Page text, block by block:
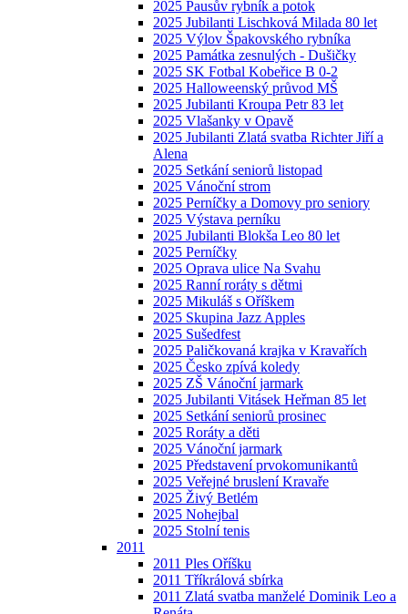
2025 Pausův rybník a potok
2025 Jubilanti Lischková Milada 80 let
2025 Výlov Špakovského rybníka
2025 Památka zesnulých - Dušičky
2025 SK Fotbal Kobeřice B 0-2
2025 Halloweenský průvod MŠ
2025 Jubilanti Kroupa Petr 83 let
2025 Vlašanky v Opavě
2025 Jubilanti Zlatá svatba Richter Jiří a
Alena
2025 Setkání seniorů listopad
2025 Vánoční strom
2025 Perníčky a Domovy pro seniory
2025 Výstava perníku
2025 Jubilanti Blokša Leo 80 let
2025 Perníčky
2025 Oprava ulice Na Svahu
2025 Ranní roráty s dětmi
2025 Mikuláš s Oříškem
2025 Skupina Jazz Apples
2025 Sušedfest
2025 Paličkovaná krajka v Kravařích
2025 Česko zpívá koledy
2025 ZŠ Vánoční jarmark
2025 Jubilanti Vitásek Heřman 85 let
2025 Setkání seniorů prosinec
2025 Roráty a děti
2025 Vánoční jarmark
2025 Představení prvokomunikantů
2025 Veřejné bruslení Kravaře
2025 Živý Betlém
2025 Nohejbal
2025 Stolní tenis
2011
2011 Ples Oříšku
2011 Tříkrálová sbírka
2011 Zlatá svatba manželé Dominik Leo a